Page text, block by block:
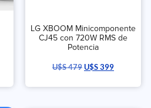
LG XBOOM Minicomponente
CJ45 con 720W RMS de
Potencia
U$S479U$S399